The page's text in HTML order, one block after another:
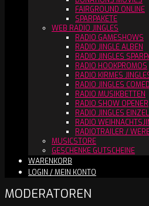
FAIRGROUND ONLINE
SPARPAKETE
WEB RADIO JINGLES
RADIO GAMESHOWS
RADIO JINGLE ALBEN
RADIO JINGLES
RADIO HOOKPROMOS
RADIO KIRMES
RADIO JINGLES
RADIO MUSIKBETTEN
RADIO SHOW OPENER
RADIO JINGLES
RADIO
RADIOTRAILER /
MUSICSTORE
GESCHENKE GUTSCHEINE
WARENKORB
LOGIN / MEIN KONTO
MODERATOREN